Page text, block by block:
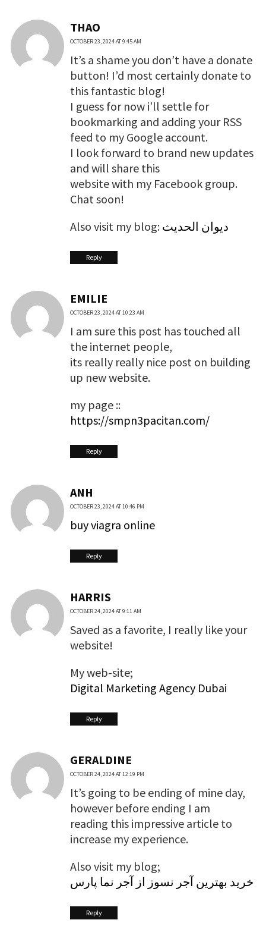
THAO
OCTOBER 23, 2024 AT 9:45 AM
It’s a shame you don’t have a donate
button! I’d most certainly donate to
this fantastic blog!
I guess for now i’ll settle for
bookmarking and adding your RSS
feed to my Google account.
I look forward to brand new updates
and will share this
website with my Facebook group.
Chat soon!
Also visit my blog: ديوان الحديث
Reply
EMILIE
OCTOBER 23, 2024 AT 10:23 AM
I am sure this post has touched all
the internet people,
its really really nice post on building
up new website.
my page ::
https://smpn3pacitan.com/
Reply
ANH
OCTOBER 23, 2024 AT 10:46 PM
buy viagra online
Reply
HARRIS
OCTOBER 24, 2024 AT 9:11 AM
Saved as a favorite, I really like your
website!
My web-site;
Digital Marketing Agency Dubai
Reply
GERALDINE
OCTOBER 24, 2024 AT 12:19 PM
It’s going to be ending of mine day,
however before ending I am
reading this impressive article to
increase my experience.
Also visit my blog;
خرید بهترین آجر نسوز از آجر نما پارس
Reply